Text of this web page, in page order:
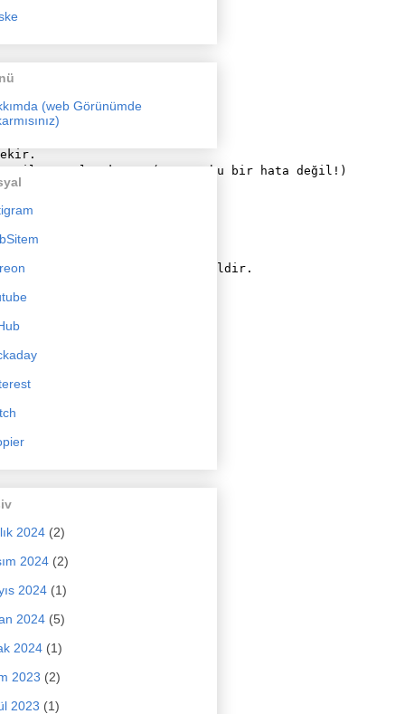
ile yazılacaktır. (HAYIR, bu bir hata değil!)
için kullanılabilir.
kullanılması gerekli değildir.
içerir. Her
ve
(web Görünümde
2024 (2)
2024 (2)
2024 (1)
2024 (5)
2024 (1)
2023 (2)
2023 (1)